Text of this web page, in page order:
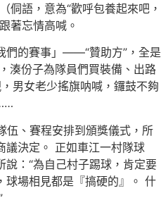
侗語，意為“歡呼包養起來吧，
著忘情高喊。
們的賽事」——“贊助方”，全是
湊份子為隊員們買裝備、出路
男女老少搖旗呐喊，鑼鼓不夠
伍、賽程安排到頒獎儀式，所
議決定。 正如車江一村隊球
說：“為自己村子踢球，肯定要
球場相見都是『搞硬的』。 什